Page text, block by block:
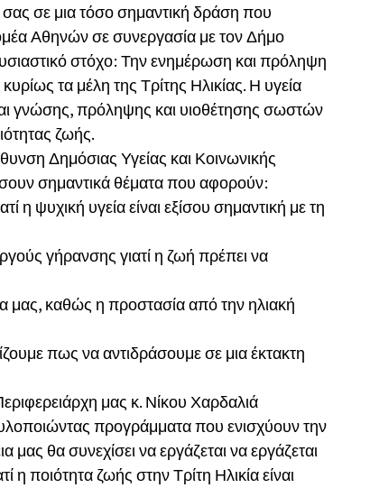
σε μια τόσο σημαντική δράση που
Αθηνών σε συνεργασία με τον Δήμο
στόχο: Την ενημέρωση και πρόληψη
τα μέλη της Τρίτης Ηλικίας. Η υγεία
γνώσης, πρόληψης και υιοθέτησης σωστών
ζωής.
Δημόσιας Υγείας και Κοινωνικής
σημαντικά θέματα που αφορούν:
η ψυχική υγεία είναι εξίσου σημαντική με τη
γήρανσης γιατί η ζωή πρέπει να
μας, καθώς η προστασία από την ηλιακή
πως να αντιδράσουμε σε μια έκτακτη
μας κ. Νίκου Χαρδαλιά
υλοποιώντας προγράμματα που ενισχύουν την
θα συνεχίσει να εργάζεται να εργάζεται
η ποιότητα ζωής στην Τρίτη Ηλικία είναι